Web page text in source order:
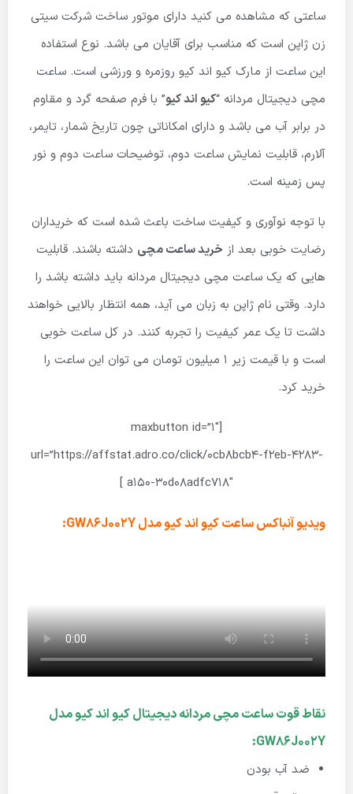
ساعتی که مشاهده می کنید دارای موتور ساخت شرکت سیتی
زن ژاپن است که مناسب برای آقایان می باشد. نوع استفاده
این ساعت از مارک کیو اند کیو روزمره و ورزشی است. ساعت
مچی دیجیتال مردانه “کیو اند کیو” با فرم صفحه گرد و مقاوم
در برابر آب می باشد و دارای امکاناتی چون تاریخ شمار، تایمر،
آلارم، قابلیت نمایش ساعت دوم، توضیحات ساعت دوم و نور
پس زمینه است.
با توجه نوآوری و کیفیت ساخت باعث شده است که خریداران
رضایت خوبی بعد از خرید ساعت مچی داشته باشند. قابلیت
هایی که یک ساعت مچی دیجیتال مردانه باید داشته باشد را
دارد. وقتی نام ژاپن به زبان می آید، همه انتظار بالایی خواهند
داشت تا یک عمر کیفیت را تجربه کنند. در کل ساعت خوبی
است و با قیمت زیر 1 میلیون تومان می توان این ساعت را
خرید کرد.
[maxbutton id=”1″
url=”https://affstat.adro.co/click/0cb8bcb4-f2eb-4283-
a150-30d08adfc718″ ]
ویدیو آنباکس ساعت کیو اند کیو مدل GW86J002Y:
نقاط قوت ساعت مچی مردانه دیجیتال کیو اند کیو مدل
GW86J002Y:
ضد آب بودن